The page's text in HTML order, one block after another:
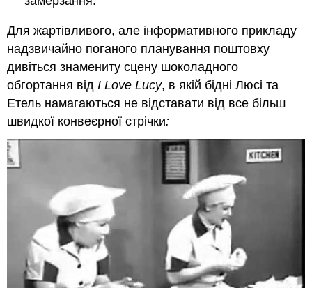
Для жартівливого, але інформативного прикладу
надзвичайно поганого планування поштовху
дивіться знамениту сцену шоколадного
обгортання відI Love Lucy, в якій бідні Люсі та
Етель намагаються не відставати від все більш
швидкої конвеєрної стрічки: